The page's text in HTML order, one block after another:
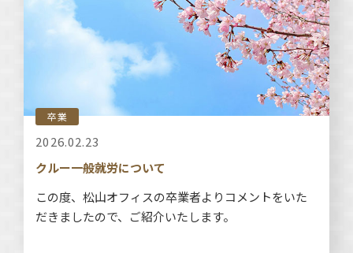
卒業
2026.02.23
クルー一般就労について
この度、松山オフィスの卒業者よりコメントをいた
だきましたので、ご紹介いたします。